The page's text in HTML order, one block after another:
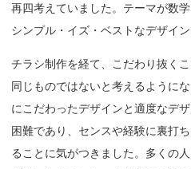
再四考えていました。テーマが数
シンプル・イズ・ベストなデザイ
チラシ制作を経て、こだわり抜く
同じものではないと考えるように
にこだわったデザインと適度なデ
困難であり、センスや経験に裏打
ることに気がつきました。多くの